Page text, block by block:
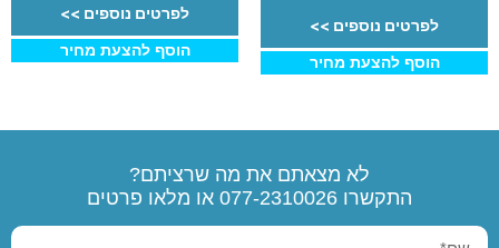
לפרטים נוספים >>
הוסף להצעת מחיר
לפרטים נוספים >>
הוסף להצעת מחיר
לא מצאתם את מה שרציתם?
התקשרו 077-2310026 או מלאו פרטים